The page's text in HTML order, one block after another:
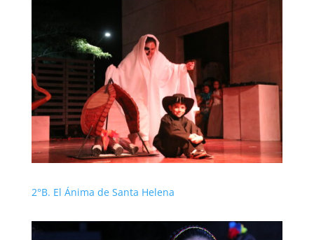
2°B. El Ánima de Santa Helena